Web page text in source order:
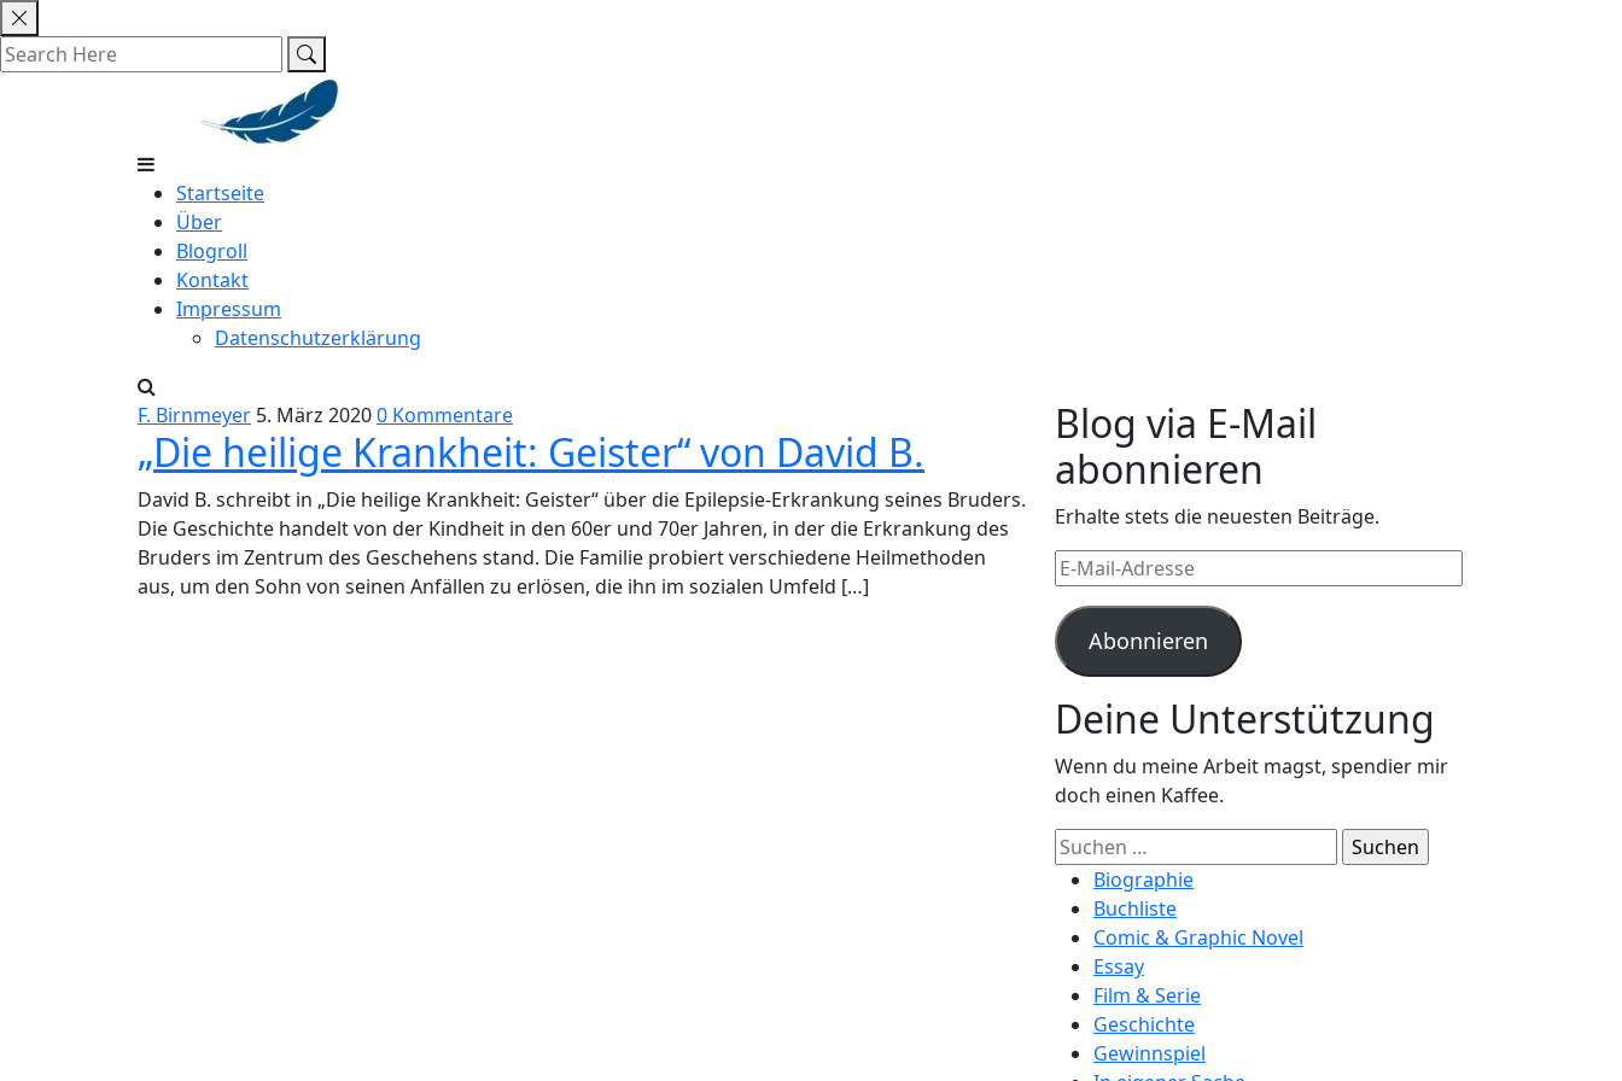
Skip
to
content
Startseite
Über
Blogroll
Kontakt
Impressum
Datenschutzerklärung
F. Birnmeyer 5. März 20200 Kommentare
„Die heilige Krankheit: Geister“ von David B.
David B. schreibt in „Die heilige Krankheit: Geister“ über die Epilepsie-Erkrankung seines Bruders.
Die Geschichte handelt von der Kindheit in den 60er und 70er Jahren, in der die Erkrankung des
Bruders im Zentrum des Geschehens stand. Die Familie probiert verschiedene Heilmethoden
aus, um den Sohn von seinen Anfällen zu erlösen, die ihn im sozialen Umfeld […]
Blog via E-Mail
abonnieren
Erhalte stets die neuesten Beiträge.
E-
Mail-
Adresse
Abonnieren
Deine Unterstützung
Wenn du meine Arbeit magst, spendier mir
doch einen Kaffee.
Suchen
nach:Biographie
Buchliste
Comic & Graphic Novel
Essay
Film & Serie
Geschichte
Gewinnspiel